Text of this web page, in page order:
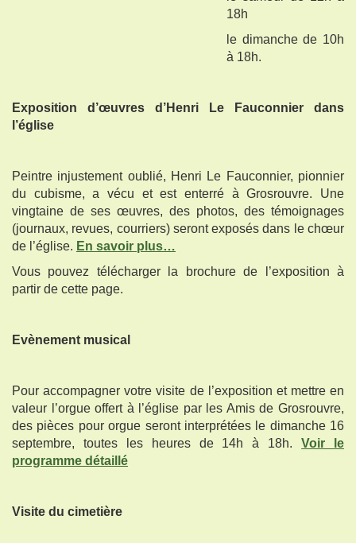
18h
le dimanche de 10h
à 18h.
Exposition d’œuvres d’Henri Le Fauconnier dans
l’église
Peintre injustement oublié, Henri Le Fauconnier, pionnier
du cubisme, a vécu et est enterré à Grosrouvre. Une
vingtaine de ses œuvres, des photos, des témoignages
(journaux, revues, courriers) seront exposés dans le chœur
de l’église. En savoir plus…
Vous pouvez télécharger la brochure de l’exposition à
partir de cette page.
Evènement musical
Pour accompagner votre visite de l’exposition et mettre en
valeur l’orgue offert à l’église par les Amis de Grosrouvre,
des pièces pour orgue seront interprétées le dimanche 16
septembre, toutes les heures de 14h à 18h.Voir le
programme détaillé
Visite du cimetière